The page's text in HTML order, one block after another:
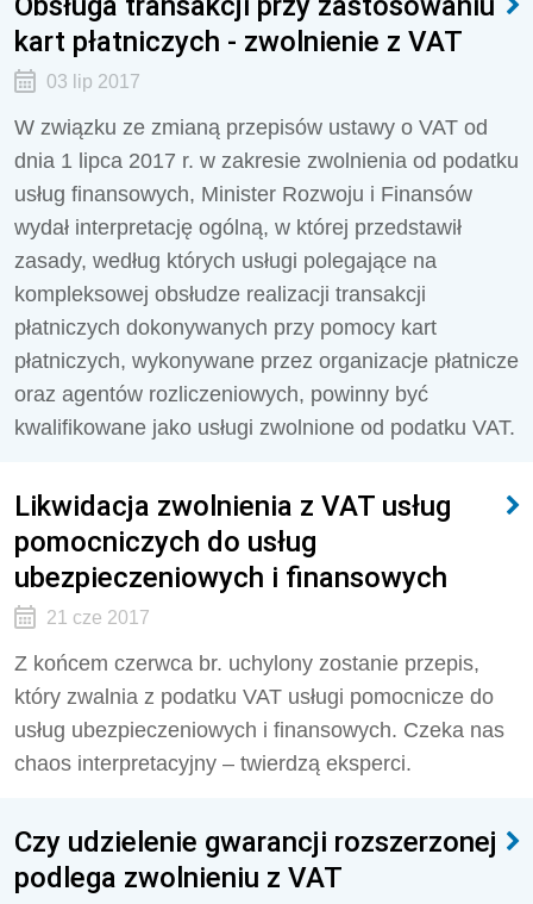
kart płatniczych - zwolnienie z VAT
03 lip 2017
W związku ze zmianą przepisów ustawy o VAT od
dnia 1 lipca 2017 r. w zakresie zwolnienia od podatku
usług finansowych, Minister Rozwoju i Finansów
wydał interpretację ogólną, w której przedstawił
zasady, według których usługi polegające na
kompleksowej obsłudze realizacji transakcji
płatniczych dokonywanych przy pomocy kart
płatniczych, wykonywane przez organizacje płatnicze
oraz agentów rozliczeniowych, powinny być
kwalifikowane jako usługi zwolnione od podatku VAT.
Likwidacja zwolnienia z VAT usług
pomocniczych do usług
ubezpieczeniowych i finansowych
21 cze 2017
Z końcem czerwca br. uchylony zostanie przepis,
który zwalnia z podatku VAT usługi pomocnicze do
usług ubezpieczeniowych i finansowych. Czeka nas
chaos interpretacyjny – twierdzą eksperci.
Czy udzielenie gwarancji rozszerzonej
podlega zwolnieniu z VAT